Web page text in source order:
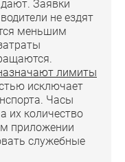
Заявки
не ездят
меньшим
лимиты
исключает
Часы
их количество
приложении
служебные